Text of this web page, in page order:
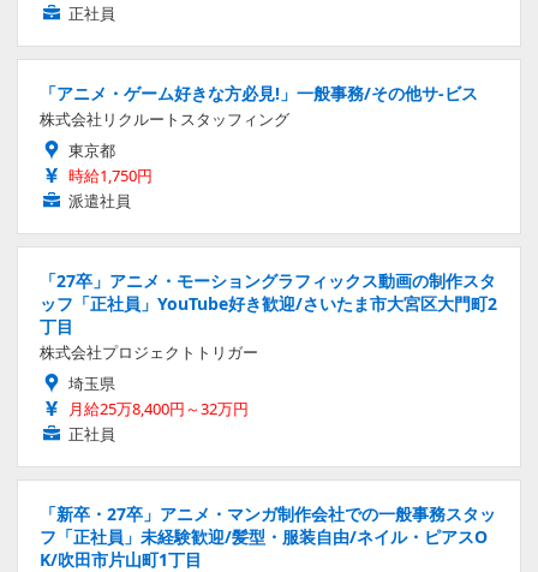
正社員
「アニメ・ゲーム好きな方必見!」一般事務/その他サ-ビス
株式会社リクルートスタッフィング
東京都
時給1,750円
派遣社員
「27卒」アニメ・モーショングラフィックス動画の制作スタ
ッフ「正社員」YouTube好き歓迎/さいたま市大宮区大門町2
丁目
株式会社プロジェクトトリガー
埼玉県
月給25万8,400円～32万円
正社員
「新卒・27卒」アニメ・マンガ制作会社での一般事務スタッ
フ「正社員」未経験歓迎/髪型・服装自由/ネイル・ピアスO
K/吹田市片山町1丁目